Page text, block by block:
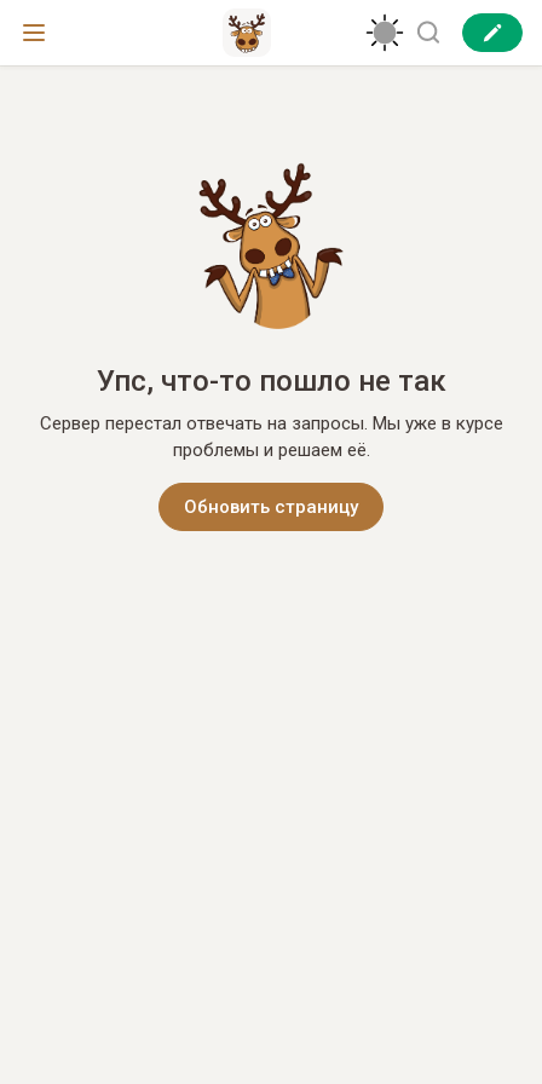
Упс, что-то пошло не так
Сервер перестал отвечать на запросы. Мы уже в курсе
проблемы и решаем её.
Обновить страницу